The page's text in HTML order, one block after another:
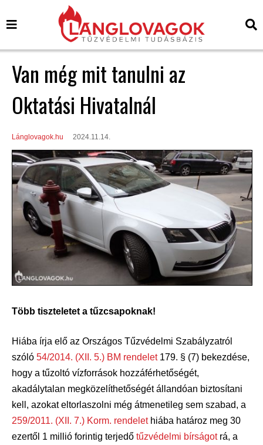
Van még mit tanulni az
Oktatási Hivatalnál
Lánglovagok.hu 2024.11.14.
Több tiszteletet a tűzcsapoknak!
Hiába írja elő az Országos Tűzvédelmi Szabályzatról
szóló 54/2014. (XII. 5.) BM rendelet179. § (7) bekezdése,
hogy a tűzoltó vízforrások hozzáférhetőségét,
akadálytalan megközelíthetőségét állandóan biztosítani
kell, azokat eltorlaszolni még átmenetileg sem szabad, a
259/2011. (XII. 7.) Korm. rendelethiába határoz meg 30
ezertől 1 millió forintig terjedő tűzvédelmi bírságotrá, a